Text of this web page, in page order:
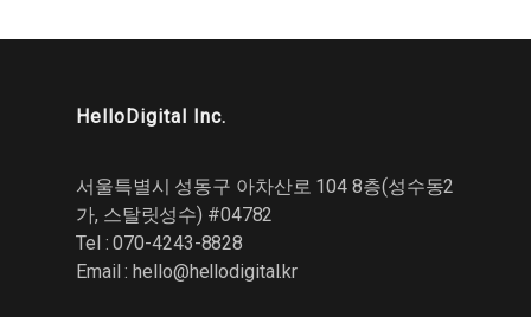
HelloDigital Inc.
서울특별시 성동구 아차산로 104 8층(성수동2
가, 스탈릿성수) #04782
Tel : 070-4243-8828
Email :hello@hellodigital.kr